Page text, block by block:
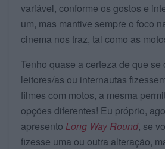
variável, conforme os gostos e
um, mas mantive sempre o foco
cinema nos traz, tal como as
Tenho quase a certeza de que se
leitores/as ou internautas
filmes com motos, a mesma
opções diferentes! Eu próprio,
apresento Long Way Round, se
fizesse uma ou outra alteração,